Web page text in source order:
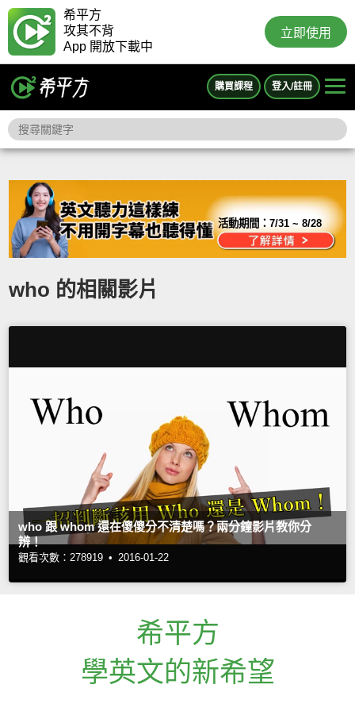
希平方
攻其不背
App 開放下載中
立即使用
購買課程 登入/註冊
活動期間：7/31 ~ 8/28
who 的相關影片
who 跟 whom 還在傻傻分不清楚嗎？兩分鐘影片教你分
辨！
觀看次數：278919 • 2016-01-22
希平方
學英文的新希望